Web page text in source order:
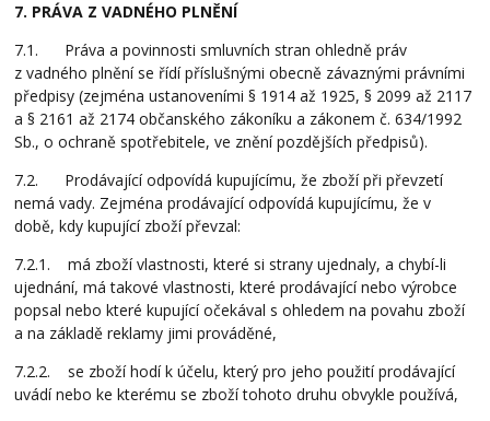
7. PRÁVA Z VADNÉHO PLNĚNÍ
7.1. Práva a povinnosti smluvních stran ohledně práv
z vadného plnění se řídí příslušnými obecně závaznými právními
předpisy (zejména ustanoveními § 1914 až 1925, § 2099 až 2117
a § 2161 až 2174 občanského zákoníku a zákonem č. 634/1992
Sb., o ochraně spotřebitele, ve znění pozdějších předpisů).
7.2. Prodávající odpovídá kupujícímu, že zboží při převzetí
nemá vady. Zejména prodávající odpovídá kupujícímu, že v
době, kdy kupující zboží převzal:
7.2.1. má zboží vlastnosti, které si strany ujednaly, a chybí-li
ujednání, má takové vlastnosti, které prodávající nebo výrobce
popsal nebo které kupující očekával s ohledem na povahu zboží
a na základě reklamy jimi prováděné,
7.2.2. se zboží hodí k účelu, který pro jeho použití prodávající
uvádí nebo ke kterému se zboží tohoto druhu obvykle používá,